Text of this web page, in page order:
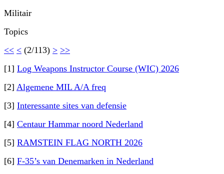
Militair
Topics
<< < (2/113) > >>
[1] Log Weapons Instructor Course (WIC) 2026
[2] Algemene MIL A/A freq
[3] Interessante sites van defensie
[4] Centaur Hammar noord Nederland
[5] RAMSTEIN FLAG NORTH 2026
[6] F-35’s van Denemarken in Nederland